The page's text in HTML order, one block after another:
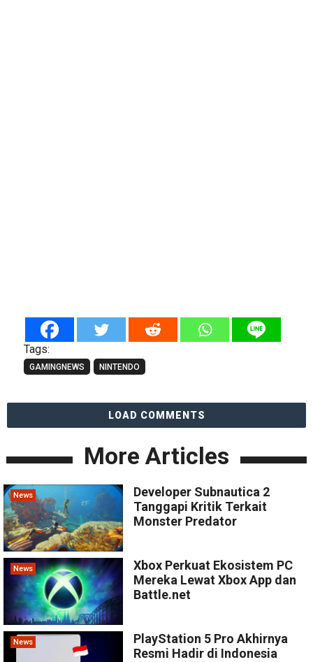
Tags:
GAMINGNEWS NINTENDO
LOAD COMMENTS
More Articles
News
Developer Subnautica 2
Tanggapi Kritik Terkait
Monster Predator
News
Xbox Perkuat Ekosistem PC
Mereka Lewat Xbox App dan
Battle.net
News
PlayStation 5 Pro Akhirnya
Resmi Hadir di Indonesia